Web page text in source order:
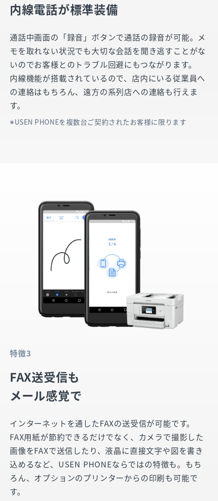
内線電話が標準装備
通話中画面の「録音」ボタンで通話の録音が可能。メ
モを取れない状況でも大切な会話を聞き逃すことがな
いのでお客様とのトラブル回避にもつながります。
内線機能が搭載されているので、店内にいる従業員へ
の連絡はもちろん、遠方の系列店への連絡も行えま
す。
USEN PHONEを複数台ご契約されたお客様に限ります
特徴3
FAX送受信も
メール感覚で
インターネットを通したFAXの送受信が可能です。
FAX用紙が節約できるだけでなく、カメラで撮影した
画像をFAXで送信したり、液晶に直接文字や図を書き
込めるなど、USEN PHONEならではの特徴も。もち
ろん、オプションのプリンターからの印刷も可能で
す。